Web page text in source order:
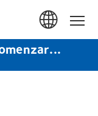
Inicio